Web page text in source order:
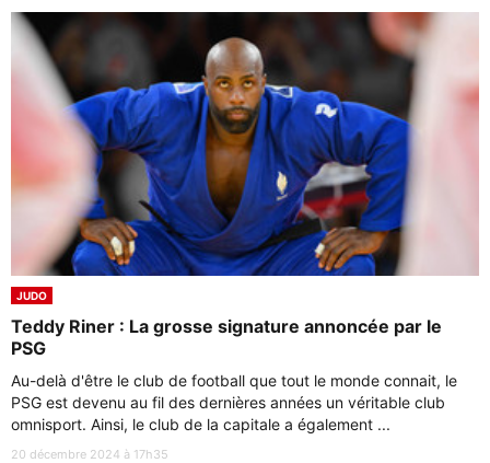
JUDO
Teddy Riner : La grosse signature annoncée par le
PSG
Au-delà d'être le club de football que tout le monde connait, le
PSG est devenu au fil des dernières années un véritable club
omnisport. Ainsi, le club de la capitale a également ...
20 décembre 2024 à 17h35